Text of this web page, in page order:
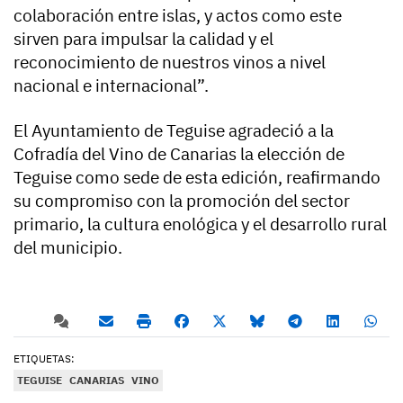
colaboración entre islas, y actos como este
sirven para impulsar la calidad y el
reconocimiento de nuestros vinos a nivel
nacional e internacional”.
El Ayuntamiento de Teguise agradeció a la
Cofradía del Vino de Canarias la elección de
Teguise como sede de esta edición, reafirmando
su compromiso con la promoción del sector
primario, la cultura enológica y el desarrollo rural
del municipio.
ETIQUETAS:
TEGUISE CANARIAS VINO